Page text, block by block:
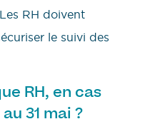
RH doivent
le suivi des
RH, en cas
31 mai ?